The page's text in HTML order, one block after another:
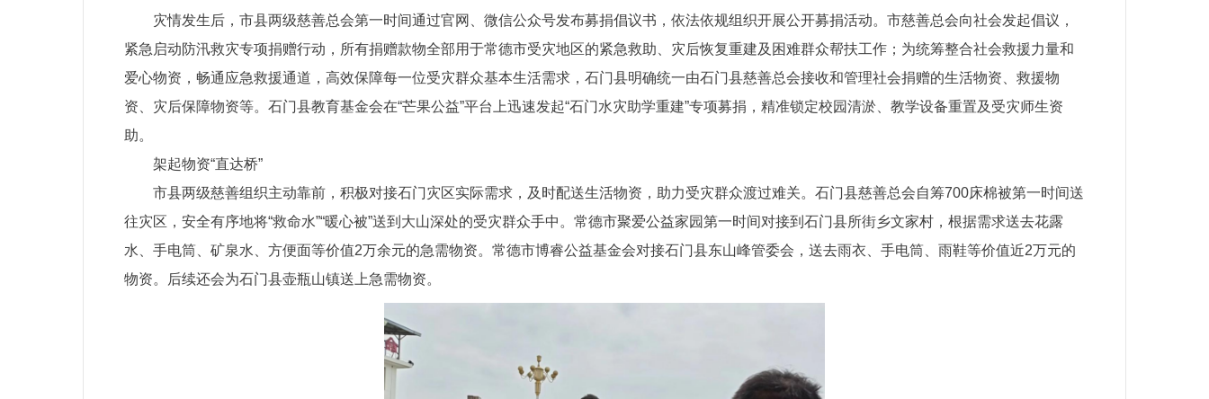
灾情发生后，市县两级慈善总会第一时间通过官网、微信公众号发布募捐倡议书，依法依规组织开展公开募捐活动。市慈善总会向社会发起倡议，
紧急启动防汛救灾专项捐赠行动，所有捐赠款物全部用于常德市受灾地区的紧急救助、灾后恢复重建及困难群众帮扶工作；为统筹整合社会救援力量和
爱心物资，畅通应急救援通道，高效保障每一位受灾群众基本生活需求，石门县明确统一由石门县慈善总会接收和管理社会捐赠的生活物资、救援物
资、灾后保障物资等。石门县教育基金会在“芒果公益”平台上迅速发起“石门水灾助学重建”专项募捐，精准锁定校园清淤、教学设备重置及受灾师生资
助。
架起物资“直达桥”
市县两级慈善组织主动靠前，积极对接石门灾区实际需求，及时配送生活物资，助力受灾群众渡过难关。石门县慈善总会自筹700床棉被第一时间送
往灾区，安全有序地将“救命水”“暖心被”送到大山深处的受灾群众手中。常德市聚爱公益家园第一时间对接到石门县所街乡文家村，根据需求送去花露
水、手电筒、矿泉水、方便面等价值2万余元的急需物资。常德市博睿公益基金会对接石门县东山峰管委会，送去雨衣、手电筒、雨鞋等价值近2万元的
物资。后续还会为石门县壶瓶山镇送上急需物资。